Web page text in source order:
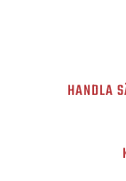
HANDLA